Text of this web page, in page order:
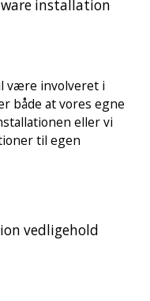
være involveret i
både at vores egne
eller vi
til egen